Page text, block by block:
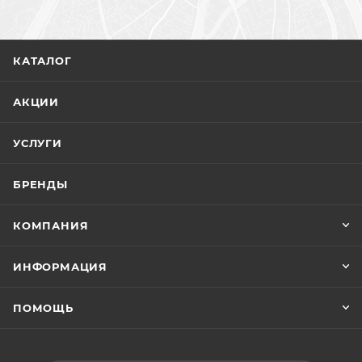
КАТАЛОГ
АКЦИИ
УСЛУГИ
БРЕНДЫ
КОМПАНИЯ
ИНФОРМАЦИЯ
ПОМОЩЬ